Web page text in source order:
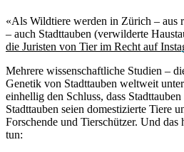
«Als Wildtiere werden in Zürich – aus
– auch Stadttauben (verwilderte
die Juristen von Tier im Recht auf
Mehrere wissenschaftliche Studien –
Genetik von Stadttauben weltweit
einhellig den Schluss, dass
Stadttauben seien domestizierte Tiere
Forschende und Tierschützer. Und
tun: